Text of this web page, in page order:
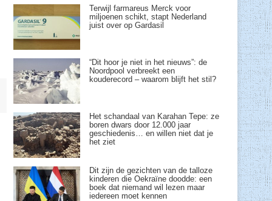
Terwijl farmareus Merck voor
miljoenen schikt, stapt Nederland
juist over op Gardasil
“Dit hoor je niet in het nieuws”: de
Noordpool verbreekt een
kouderecord – waarom blijft het stil?
Het schandaal van Karahan Tepe: ze
boren dwars door 12.000 jaar
geschiedenis… en willen niet dat je
het ziet
Dit zijn de gezichten van de talloze
kinderen die Oekraïne doodde: een
boek dat niemand wil lezen maar
iedereen moet kennen